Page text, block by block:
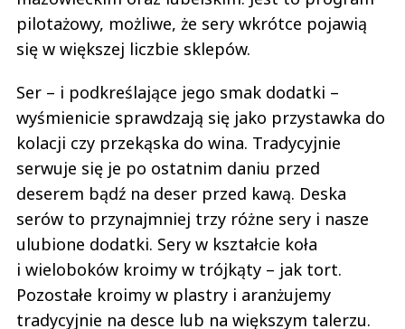
pilotażowy, możliwe, że sery wkrótce pojawią
się w większej liczbie sklepów.
Ser – i podkreślające jego smak dodatki –
wyśmienicie sprawdzają się jako przystawka do
kolacji czy przekąska do wina. Tradycyjnie
serwuje się je po ostatnim daniu przed
deserem bądź na deser przed kawą. Deska
serów to przynajmniej trzy różne sery i nasze
ulubione dodatki. Sery w kształcie koła
i wieloboków kroimy w trójkąty – jak tort.
Pozostałe kroimy w plastry i aranżujemy
tradycyjnie na desce lub na większym talerzu.